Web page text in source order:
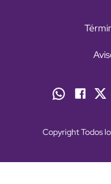
Copyright Todos